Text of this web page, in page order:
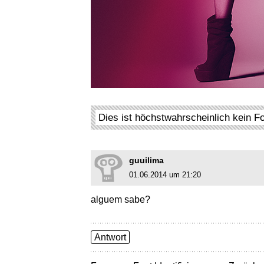
Dies ist höchstwahrscheinlich kein
guuilima
01.06.2014 um 21:20
alguem sabe?
Antwort